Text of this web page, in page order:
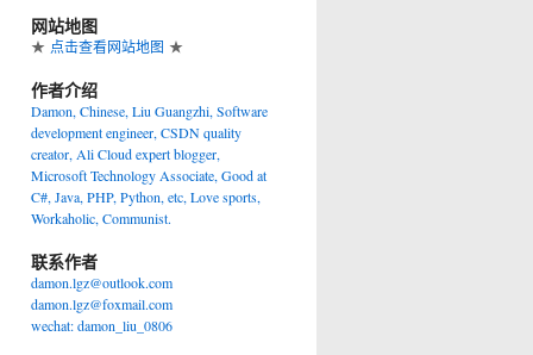
网站地图
★ 点击查看网站地图 ★
作者介绍
Damon, Chinese, Liu Guangzhi, Software
development engineer, CSDN quality
creator, Ali Cloud expert blogger,
Microsoft Technology Associate, Good at
C#, Java, PHP, Python, etc, Love sports,
Workaholic, Communist.
联系作者
damon.lgz@outlook.com
damon.lgz@foxmail.com
wechat: damon_liu_0806